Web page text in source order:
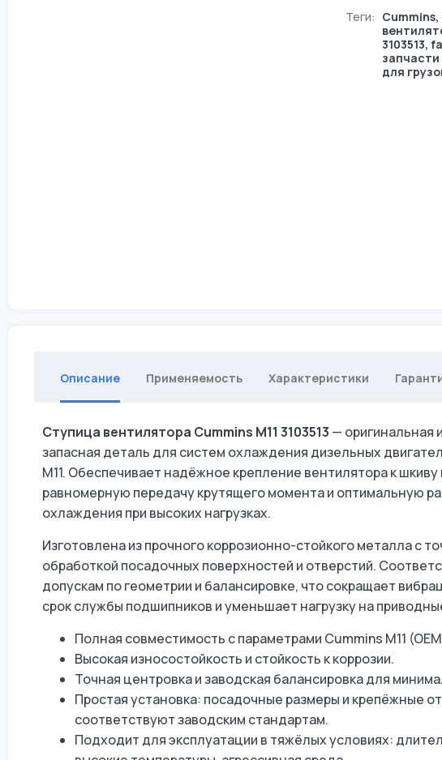
Теги: Cummins,
3103513,
запчасти
для
Описание Применяемость Характеристики
Ступица вентилятора Cummins M11 3103513 — оригинальная
запасная деталь для систем охлаждения дизельных
M11. Обеспечивает надёжное крепление вентилятора к шкиву
равномерную передачу крутящего момента и оптимальную
охлаждения при высоких нагрузках.
Изготовлена из прочного коррозионно-стойкого металла с
обработкой посадочных поверхностей и отверстий.
допускам по геометрии и балансировке, что сокращает
срок службы подшипников и уменьшает нагрузку на
Полная совместимость с параметрами Cummins M11 (OEM
Высокая износостойкость и стойкость к коррозии.
Точная центровка и заводская балансировка для
Простая установка: посадочные размеры и крепёжные
соответствуют заводским стандартам.
Подходит для эксплуатации в тяжёлых условиях: